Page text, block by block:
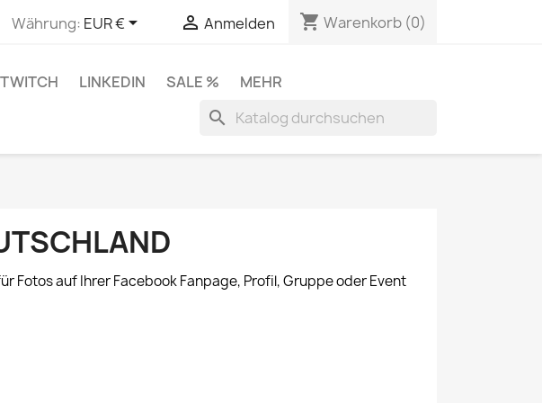
Währung: EUR €  Anmelden shopping_cart Warenkorb (0)
TWITCH LINKEDIN SALE % MEHR
search
Fotos auf Ihrer Facebook Fanpage, Profil, Gruppe oder Event